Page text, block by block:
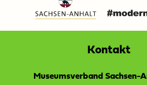
Kontakt
Museumsverband Sachsen-